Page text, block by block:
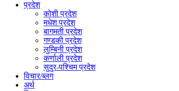
प्रदेश
कोशी प्रदेश
मधेश प्रदेश
बागमती प्रदेश
गण्डकी प्रदेश
लुम्बिनी प्रदेश
कर्णाली प्रदेश
सुदुर-पश्चिम प्रदेश
विचार/ब्लग
अर्थ